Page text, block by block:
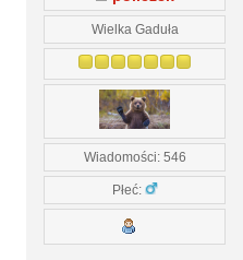
Wielka Gaduła
Wiadomości: 546
Płeć: